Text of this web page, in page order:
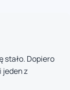
stało. Dopiero
jeden z